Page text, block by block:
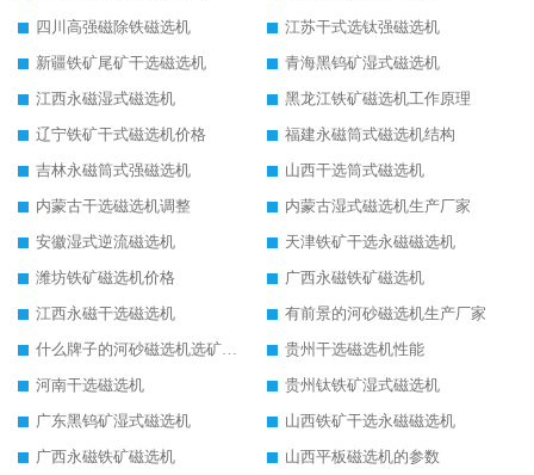
四川高强磁除铁磁选机
江苏干式选钛强磁选机
新疆铁矿尾矿干选磁选机
青海黑钨矿湿式磁选机
江西永磁湿式磁选机
黑龙江铁矿磁选机工作原理
辽宁铁矿干式磁选机价格
福建永磁筒式磁选机结构
吉林永磁筒式强磁选机
山西干选筒式磁选机
内蒙古干选磁选机调整
内蒙古湿式磁选机生产厂家
安徽湿式逆流磁选机
天津铁矿干选永磁磁选机
潍坊铁矿磁选机价格
广西永磁铁矿磁选机
江西永磁干选磁选机
有前景的河砂磁选机生产厂家
什么牌子的河砂磁选机选矿效果好
贵州干选磁选机性能
河南干选磁选机
贵州钛铁矿湿式磁选机
广东黑钨矿湿式磁选机
山西铁矿干选永磁磁选机
广西永磁铁矿磁选机
山西平板磁选机的参数